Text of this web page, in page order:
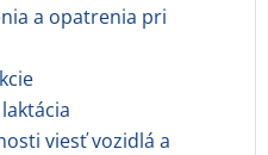
a opatrenia pri
viesť vozidlá a